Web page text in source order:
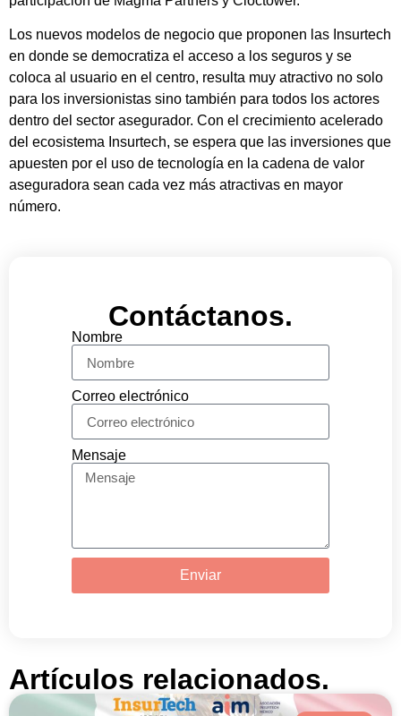
Los nuevos modelos de negocio que proponen las Insurtech
en donde se democratiza el acceso a los seguros y se
coloca al usuario en el centro, resulta muy atractivo no solo
para los inversionistas sino también para todos los actores
dentro del sector asegurador. Con el crecimiento acelerado
del ecosistema Insurtech, se espera que las inversiones que
apuesten por el uso de tecnología en la cadena de valor
aseguradora sean cada vez más atractivas en mayor
número.
Contáctanos.
Nombre
Correo electrónico
Mensaje
Enviar
Artículos relacionados.